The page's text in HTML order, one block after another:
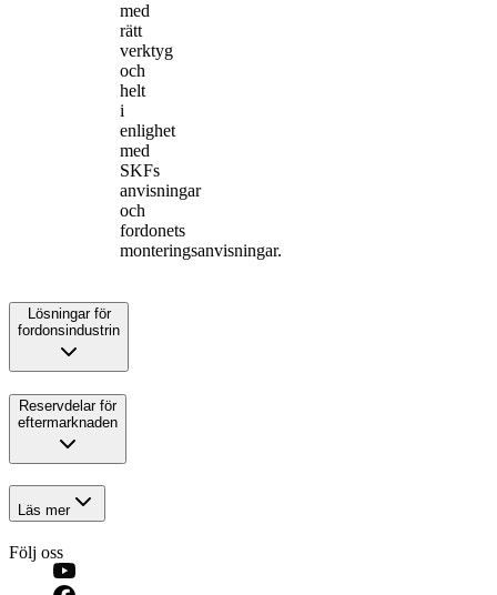
med
rätt
verktyg
och
helt
i
enlighet
med
SKFs
anvisningar
och
fordonets
monteringsanvisningar.
Lösningar för
fordonsindustrin
Reservdelar för
eftermarknaden
Läs mer
Följ oss